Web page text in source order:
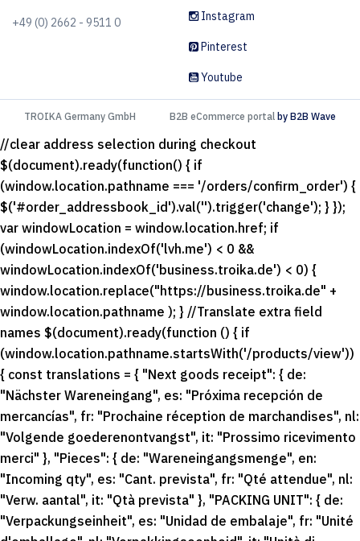
+49 (0) 2662 - 9511 0 Instagram
Pinterest
Youtube
TROIKA Germany GmbH B2B eCommerce portal by B2B Wave
//clear address selection during checkout
$(document).ready(function() { if
(window.location.pathname === '/orders/confirm_order') {
$('#order_addressbook_id').val('').trigger('change'); } });
var windowLocation = window.location.href; if
(windowLocation.indexOf('lvh.me') < 0 &&
windowLocation.indexOf('business.troika.de') < 0) {
window.location.replace("https://business.troika.de" +
window.location.pathname ); } //Translate extra field
names $(document).ready(function () { if
(window.location.pathname.startsWith('/products/view'))
{ const translations = { "Next goods receipt": { de:
"Nächster Wareneingang", es: "Próxima recepción de
mercancías", fr: "Prochaine réception de marchandises", nl:
"Volgende goederenontvangst", it: "Prossimo ricevimento
merci" }, "Pieces": { de: "Wareneingangsmenge", en:
"Incoming qty", es: "Cant. prevista", fr: "Qté attendue", nl:
"Verw. aantal", it: "Qtà prevista" }, "PACKING UNIT": { de:
"Verpackungseinheit", es: "Unidad de embalaje", fr: "Unité